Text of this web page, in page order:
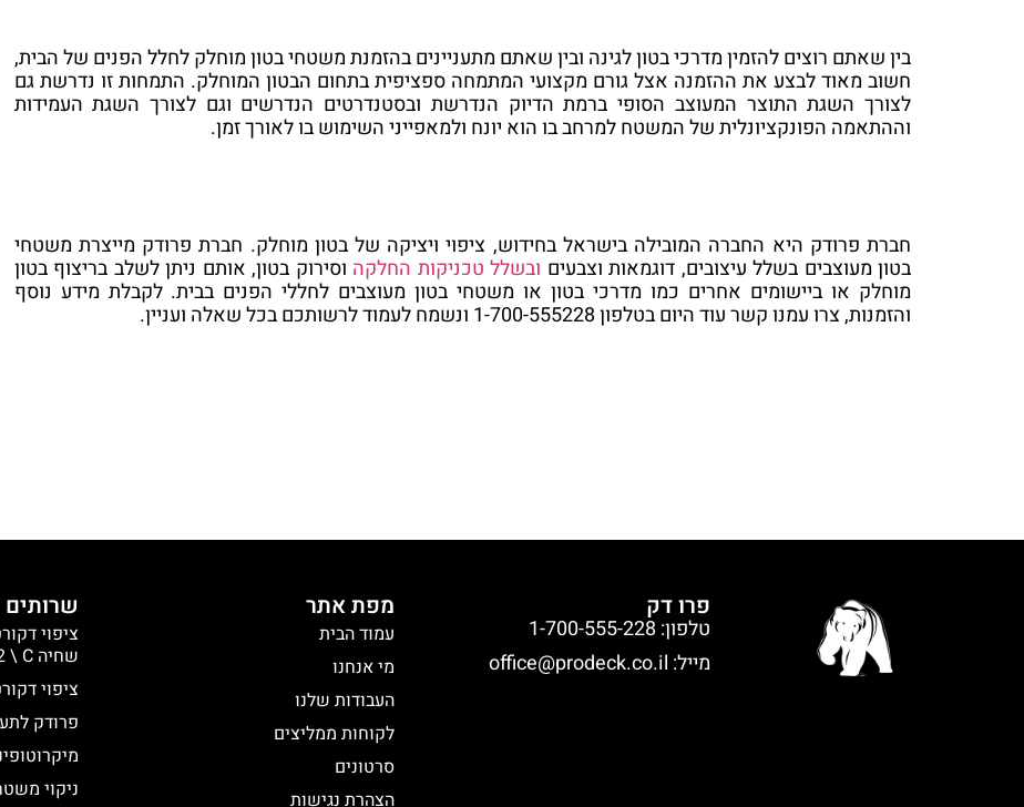
בין שאתם רוצים להזמין מדרכי בטון לגינה ובין שאתם מתעניינים בהזמנת משטחי בטון מוחלק לחלל הפנים של הבית,
חשוב מאוד לבצע את ההזמנה אצל גורם מקצועי המתמחה ספציפית בתחום הבטון המוחלק. התמחות זו נדרשת גם
לצורך השגת התוצר המעוצב הסופי ברמת הדיוק הנדרשת ובסטנדרטים הנדרשים וגם לצורך השגת העמידות
וההתאמה הפונקציונלית של המשטח למרחב בו הוא יונח ולמאפייני השימוש בו לאורך זמן.
חברת פרודק היא החברה המובילה בישראל בחידוש, ציפוי ויציקה של בטון מוחלק. חברת פרודק מייצרת משטחי
בטון מעוצבים בשלל עיצובים, דוגמאות וצבעים ובשלל טכניקות החלקה וסירוק בטון, אותם ניתן לשלב בריצוף בטון
מוחלק או ביישומים אחרים כמו מדרכי בטון או משטחי בטון מעוצבים לחללי הפנים בבית. לקבלת מידע נוסף
והזמנות, צרו עמנו קשר עוד היום בטלפון 1-700-555228 ונשמח לעמוד לרשותכם בכל שאלה ועניין.
פרו דק
טלפון: 1-700-555-228
מייל: office@prodeck.co.il
מפת אתר
עמוד הבית
מי אנחנו
העבודות שלנו
לקוחות ממליצים
סרטונים
הצהרת נגישות
שרותים
ציפוי
שחיה R12 \ C
ציפוי
פרודק
ניקוי